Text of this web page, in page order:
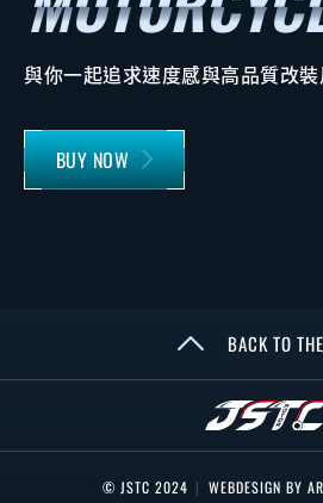
與你一起追求速度感與高品質改
BUY NOW
BACK TO
© JSTC 2024 | WEBDESIGN BY